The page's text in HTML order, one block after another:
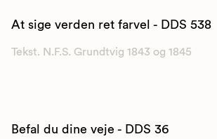
At sige verden ret farvel - DDS 538
Tekst. N.F.S. Grundtvig 1843 og 1845
Befal du dine veje - DDS 36